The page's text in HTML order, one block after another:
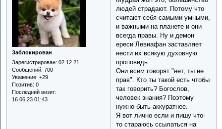
Заблокирован
Зарегистрирован: 02.12.21
Сообщений: 700
Уважение: +29
Позитив: 0
Последний визит:
16.06.23 01:43
людей страдают. Потому что
считают себя самыми умными,
и важными на планете и они
всегда правы. Ну и демон
ереси Левиафан заставляет
нести их всякую духовную
проповедь.
Они всем говорят "нет, ты не
прав". Кто ты такой есть чтобы
так говорить? Богослов,
человек знания? Поэтому
нужно быть аккуратнее.
Я вот лично если и пишу что-
то стараюсь ссылаться на